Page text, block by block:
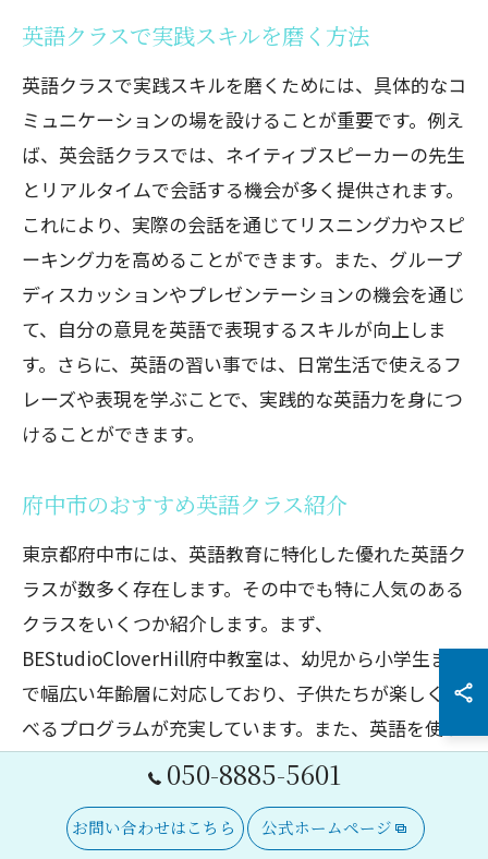
英語クラスで実践スキルを磨く方法
英語クラスで実践スキルを磨くためには、具体的なコ
ミュニケーションの場を設けることが重要です。例え
ば、英会話クラスでは、ネイティブスピーカーの先生
とリアルタイムで会話する機会が多く提供されます。
これにより、実際の会話を通じてリスニング力やスピ
ーキング力を高めることができます。また、グループ
ディスカッションやプレゼンテーションの機会を通じ
て、自分の意見を英語で表現するスキルが向上しま
す。さらに、英語の習い事では、日常生活で使えるフ
レーズや表現を学ぶことで、実践的な英語力を身につ
けることができます。
府中市のおすすめ英語クラス紹介
東京都府中市には、英語教育に特化した優れた英語ク
ラスが数多く存在します。その中でも特に人気のある
クラスをいくつか紹介します。まず、
BEStudioCloverHill府中教室は、幼児から小学生ま
で幅広い年齢層に対応しており、子供たちが楽しく学
べるプログラムが充実しています。また、英語を使っ
たリトミックやアートクラスなど、創造力を育む要素
ポートします。この教室では、実践的な英語力を身に
050-8885-5601
お問い合わせはこちら 公式ホームページ